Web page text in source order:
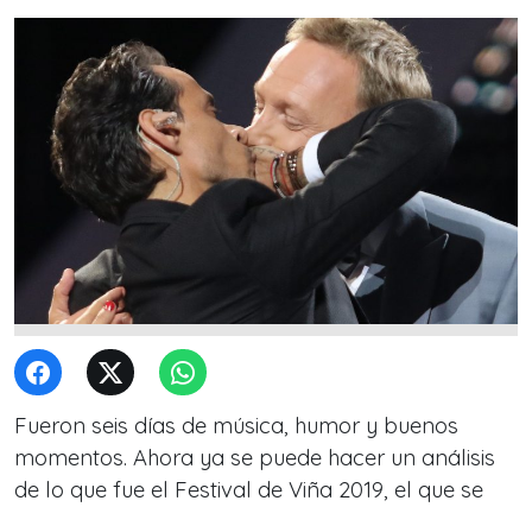
Fueron seis días de música, humor y buenos
momentos. Ahora ya se puede hacer un análisis
de lo que fue el Festival de Viña 2019, el que se